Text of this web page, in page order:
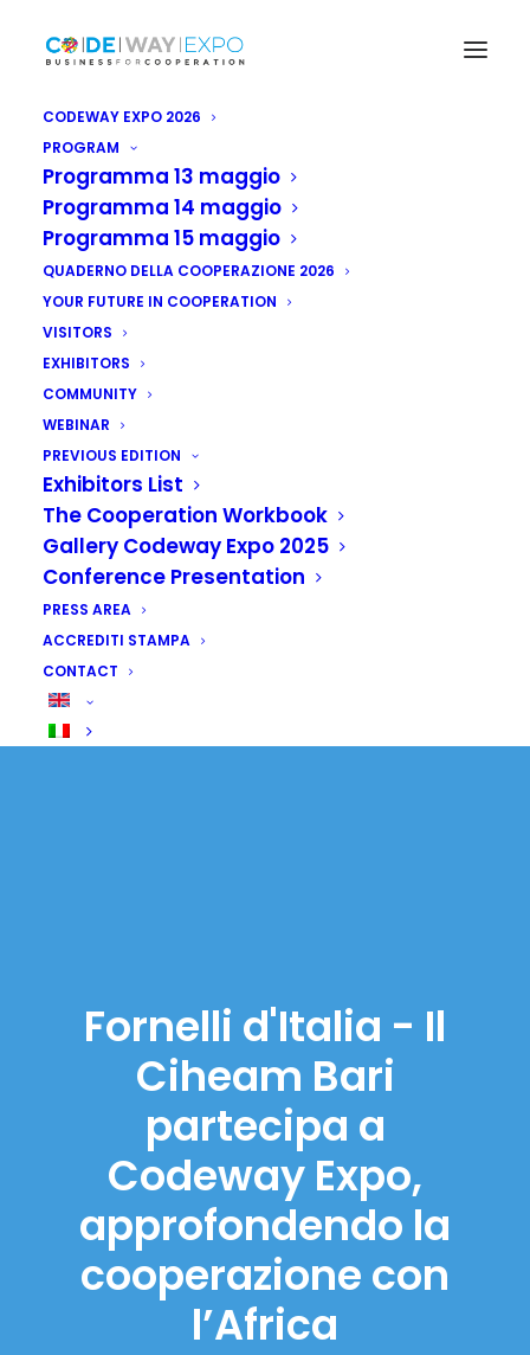
CODEWAY EXPO 2026
PROGRAM
Programma 13 maggio
Programma 14 maggio
Programma 15 maggio
QUADERNO DELLA COOPERAZIONE 2026
YOUR FUTURE IN COOPERATION
VISITORS
EXHIBITORS
COMMUNITY
WEBINAR
PREVIOUS EDITION
Exhibitors List
The Cooperation Workbook
Gallery Codeway Expo 2025
Conference Presentation
PRESS AREA
ACCREDITI STAMPA
CONTACT
Fornelli d'Italia - Il
Ciheam Bari
partecipa a
Codeway Expo,
approfondendo la
cooperazione con
l’Africa